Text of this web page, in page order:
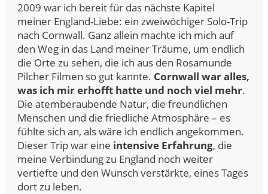
2009 war ich bereit für das nächste Kapitel
meiner England-Liebe: ein zweiwöchiger Solo-Trip
nach Cornwall. Ganz allein machte ich mich auf
den Weg in das Land meiner Träume, um endlich
die Orte zu sehen, die ich aus den Rosamunde
Pilcher Filmen so gut kannte. Cornwall war alles,
was ich mir erhofft hatte und noch viel mehr.
Die atemberaubende Natur, die freundlichen
Menschen und die friedliche Atmosphäre – es
fühlte sich an, als wäre ich endlich angekommen.
Dieser Trip war eine intensive Erfahrung, die
meine Verbindung zu England noch weiter
vertiefte und den Wunsch verstärkte, eines Tages
dort zu leben.